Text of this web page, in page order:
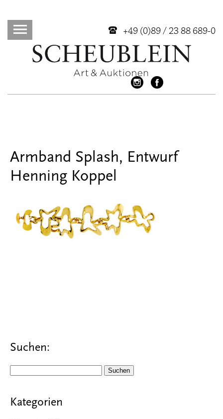
+49 (0)89 / 23 88 689-0
Armband Splash, Entwurf
Henning Koppel
Suchen:
Kategorien